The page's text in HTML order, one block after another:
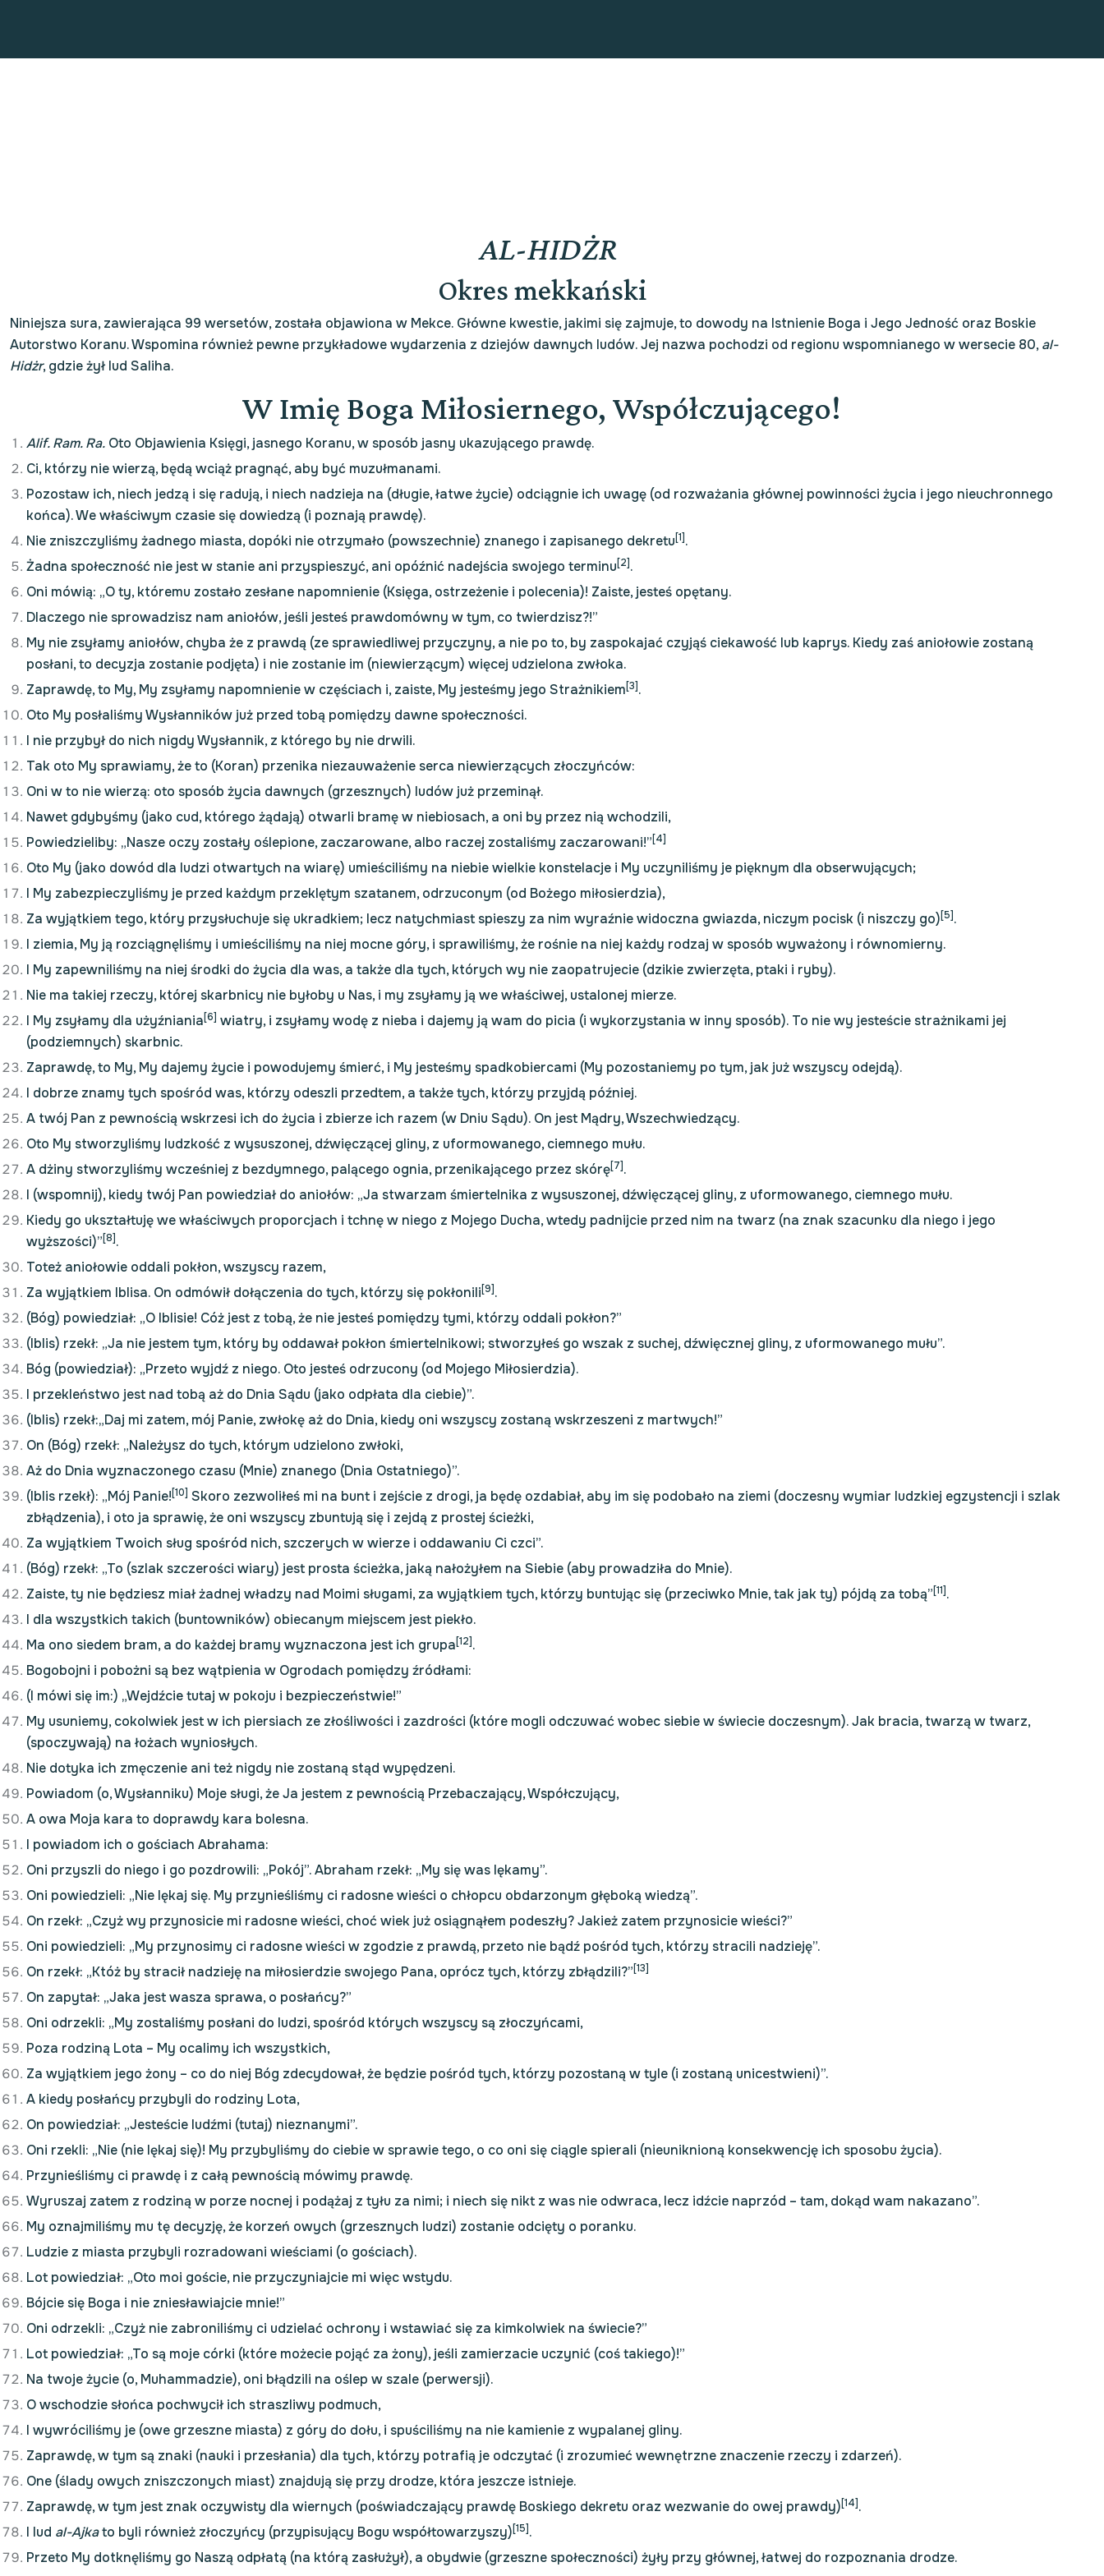
AL-HIDŻR
Okres mekkański
Niniejsza sura, zawierająca 99 wersetów, została objawiona w Mekce. Główne kwestie, jakimi się zajmuje, to dowody na Istnienie Boga i Jego Jedność oraz Boskie
Autorstwo Koranu. Wspomina również pewne przykładowe wydarzenia z dziejów dawnych ludów. Jej nazwa pochodzi od regionu wspomnianego w wersecie 80,al-
Hidżr, gdzie żył lud Saliha.
W Imię Boga Miłosiernego, Współczującego!
Alif. Ram. Ra. Oto Objawienia Księgi, jasnego Koranu, w sposób jasny ukazującego prawdę.
Ci, którzy nie wierzą, będą wciąż pragnąć, aby być muzułmanami.
Pozostaw ich, niech jedzą i się radują, i niech nadzieja na (długie, łatwe życie) odciągnie ich uwagę (od rozważania głównej powinności życia i jego nieuchronnego
końca). We właściwym czasie się dowiedzą (i poznają prawdę).
Nie zniszczyliśmy żadnego miasta, dopóki nie otrzymało (powszechnie) znanego i zapisanego dekretu[1].
Żadna społeczność nie jest w stanie ani przyspieszyć, ani opóźnić nadejścia swojego terminu[2].
Oni mówią: „O ty, któremu zostało zesłane napomnienie (Księga, ostrzeżenie i polecenia)! Zaiste, jesteś opętany.
Dlaczego nie sprowadzisz nam aniołów, jeśli jesteś prawdomówny w tym, co twierdzisz?!”
My nie zsyłamy aniołów, chyba że z prawdą (ze sprawiedliwej przyczyny, a nie po to, by zaspokajać czyjąś ciekawość lub kaprys. Kiedy zaś aniołowie zostaną
posłani, to decyzja zostanie podjęta) i nie zostanie im (niewierzącym) więcej udzielona zwłoka.
Zaprawdę, to My, My zsyłamy napomnienie w częściach i, zaiste, My jesteśmy jego Strażnikiem[3].
Oto My posłaliśmy Wysłanników już przed tobą pomiędzy dawne społeczności.
I nie przybył do nich nigdy Wysłannik, z którego by nie drwili.
Tak oto My sprawiamy, że to (Koran) przenika niezauważenie serca niewierzących złoczyńców:
Oni w to nie wierzą: oto sposób życia dawnych (grzesznych) ludów już przeminął.
Nawet gdybyśmy (jako cud, którego żądają) otwarli bramę w niebiosach, a oni by przez nią wchodzili,
Powiedzieliby: „Nasze oczy zostały oślepione, zaczarowane, albo raczej zostaliśmy zaczarowani!”[4]
Oto My (jako dowód dla ludzi otwartych na wiarę) umieściliśmy na niebie wielkie konstelacje i My uczyniliśmy je pięknym dla obserwujących;
I My zabezpieczyliśmy je przed każdym przeklętym szatanem, odrzuconym (od Bożego miłosierdzia),
Za wyjątkiem tego, który przysłuchuje się ukradkiem; lecz natychmiast spieszy za nim wyraźnie widoczna gwiazda, niczym pocisk (i niszczy go)[5].
I ziemia, My ją rozciągnęliśmy i umieściliśmy na niej mocne góry, i sprawiliśmy, że rośnie na niej każdy rodzaj w sposób wyważony i równomierny.
I My zapewniliśmy na niej środki do życia dla was, a także dla tych, których wy nie zaopatrujecie (dzikie zwierzęta, ptaki i ryby).
Nie ma takiej rzeczy, której skarbnicy nie byłoby u Nas, i my zsyłamy ją we właściwej, ustalonej mierze.
I My zsyłamy dla użyźniania[6] wiatry, i zsyłamy wodę z nieba i dajemy ją wam do picia (i wykorzystania w inny sposób). To nie wy jesteście strażnikami jej
(podziemnych) skarbnic.
Zaprawdę, to My, My dajemy życie i powodujemy śmierć, i My jesteśmy spadkobiercami (My pozostaniemy po tym, jak już wszyscy odejdą).
I dobrze znamy tych spośród was, którzy odeszli przedtem, a także tych, którzy przyjdą później.
A twój Pan z pewnością wskrzesi ich do życia i zbierze ich razem (w Dniu Sądu). On jest Mądry, Wszechwiedzący.
Oto My stworzyliśmy ludzkość z wysuszonej, dźwięczącej gliny, z uformowanego, ciemnego mułu.
A dżiny stworzyliśmy wcześniej z bezdymnego, palącego ognia, przenikającego przez skórę[7].
I (wspomnij), kiedy twój Pan powiedział do aniołów: „Ja stwarzam śmiertelnika z wysuszonej, dźwięczącej gliny, z uformowanego, ciemnego mułu.
Kiedy go ukształtuję we właściwych proporcjach i tchnę w niego z Mojego Ducha, wtedy padnijcie przed nim na twarz (na znak szacunku dla niego i jego
wyższości)”[8].
Toteż aniołowie oddali pokłon, wszyscy razem,
Za wyjątkiem Iblisa. On odmówił dołączenia do tych, którzy się pokłonili[9].
(Bóg) powiedział: „O Iblisie! Cóż jest z tobą, że nie jesteś pomiędzy tymi, którzy oddali pokłon?”
(Iblis) rzekł: „Ja nie jestem tym, który by oddawał pokłon śmiertelnikowi; stworzyłeś go wszak z suchej, dźwięcznej gliny, z uformowanego mułu”.
Bóg (powiedział): „Przeto wyjdź z niego. Oto jesteś odrzucony (od Mojego Miłosierdzia).
I przekleństwo jest nad tobą aż do Dnia Sądu (jako odpłata dla ciebie)”.
(Iblis) rzekł:„Daj mi zatem, mój Panie, zwłokę aż do Dnia, kiedy oni wszyscy zostaną wskrzeszeni z martwych!”
On (Bóg) rzekł: „Należysz do tych, którym udzielono zwłoki,
Aż do Dnia wyznaczonego czasu (Mnie) znanego (Dnia Ostatniego)”.
(Iblis rzekł): „Mój Panie![10] Skoro zezwoliłeś mi na bunt i zejście z drogi, ja będę ozdabiał, aby im się podobało na ziemi (doczesny wymiar ludzkiej egzystencji i szlak
zbłądzenia), i oto ja sprawię, że oni wszyscy zbuntują się i zejdą z prostej ścieżki,
Za wyjątkiem Twoich sług spośród nich, szczerych w wierze i oddawaniu Ci czci”.
(Bóg) rzekł: „To (szlak szczerości wiary) jest prosta ścieżka, jaką nałożyłem na Siebie (aby prowadziła do Mnie).
Zaiste, ty nie będziesz miał żadnej władzy nad Moimi sługami, za wyjątkiem tych, którzy buntując się (przeciwko Mnie, tak jak ty) pójdą za tobą”[11].
I dla wszystkich takich (buntowników) obiecanym miejscem jest piekło.
Ma ono siedem bram, a do każdej bramy wyznaczona jest ich grupa[12].
Bogobojni i pobożni są bez wątpienia w Ogrodach pomiędzy źródłami:
(I mówi się im:) „Wejdźcie tutaj w pokoju i bezpieczeństwie!”
My usuniemy, cokolwiek jest w ich piersiach ze złośliwości i zazdrości (które mogli odczuwać wobec siebie w świecie doczesnym). Jak bracia, twarzą w twarz,
(spoczywają) na łożach wyniosłych.
Nie dotyka ich zmęczenie ani też nigdy nie zostaną stąd wypędzeni.
Powiadom (o, Wysłanniku) Moje sługi, że Ja jestem z pewnością Przebaczający, Współczujący,
A owa Moja kara to doprawdy kara bolesna.
I powiadom ich o gościach Abrahama:
Oni przyszli do niego i go pozdrowili: „Pokój”. Abraham rzekł: „My się was lękamy”.
Oni powiedzieli: „Nie lękaj się. My przynieśliśmy ci radosne wieści o chłopcu obdarzonym głęboką wiedzą”.
On rzekł: „Czyż wy przynosicie mi radosne wieści, choć wiek już osiągnąłem podeszły? Jakież zatem przynosicie wieści?”
Oni powiedzieli: „My przynosimy ci radosne wieści w zgodzie z prawdą, przeto nie bądź pośród tych, którzy stracili nadzieję”.
On rzekł: „Któż by stracił nadzieję na miłosierdzie swojego Pana, oprócz tych, którzy zbłądzili?”[13]
On zapytał: „Jaka jest wasza sprawa, o posłańcy?”
Oni odrzekli: „My zostaliśmy posłani do ludzi, spośród których wszyscy są złoczyńcami,
Poza rodziną Lota – My ocalimy ich wszystkich,
Za wyjątkiem jego żony – co do niej Bóg zdecydował, że będzie pośród tych, którzy pozostaną w tyle (i zostaną unicestwieni)”.
A kiedy posłańcy przybyli do rodziny Lota,
On powiedział: „Jesteście ludźmi (tutaj) nieznanymi”.
Oni rzekli: „Nie (nie lękaj się)! My przybyliśmy do ciebie w sprawie tego, o co oni się ciągle spierali (nieuniknioną konsekwencję ich sposobu życia).
Przynieśliśmy ci prawdę i z całą pewnością mówimy prawdę.
Wyruszaj zatem z rodziną w porze nocnej i podążaj z tyłu za nimi; i niech się nikt z was nie odwraca, lecz idźcie naprzód – tam, dokąd wam nakazano”.
My oznajmiliśmy mu tę decyzję, że korzeń owych (grzesznych ludzi) zostanie odcięty o poranku.
Ludzie z miasta przybyli rozradowani wieściami (o gościach).
Lot powiedział: „Oto moi goście, nie przyczyniajcie mi więc wstydu.
Bójcie się Boga i nie zniesławiajcie mnie!”
Oni odrzekli: „Czyż nie zabroniliśmy ci udzielać ochrony i wstawiać się za kimkolwiek na świecie?”
Lot powiedział: „To są moje córki (które możecie pojąć za żony), jeśli zamierzacie uczynić (coś takiego)!”
Na twoje życie (o, Muhammadzie), oni błądzili na oślep w szale (perwersji).
O wschodzie słońca pochwycił ich straszliwy podmuch,
I wywróciliśmy je (owe grzeszne miasta) z góry do dołu, i spuściliśmy na nie kamienie z wypalanej gliny.
Zaprawdę, w tym są znaki (nauki i przesłania) dla tych, którzy potrafią je odczytać (i zrozumieć wewnętrzne znaczenie rzeczy i zdarzeń).
One (ślady owych zniszczonych miast) znajdują się przy drodze, która jeszcze istnieje.
Zaprawdę, w tym jest znak oczywisty dla wiernych (poświadczający prawdę Boskiego dekretu oraz wezwanie do owej prawdy)[14].
I lud al-Ajkato byli również złoczyńcy (przypisujący Bogu współtowarzyszy)[15].
Przeto My dotknęliśmy go Naszą odpłatą (na którą zasłużył), a obydwie (grzeszne społeczności) żyły przy głównej, łatwej do rozpoznania drodze.